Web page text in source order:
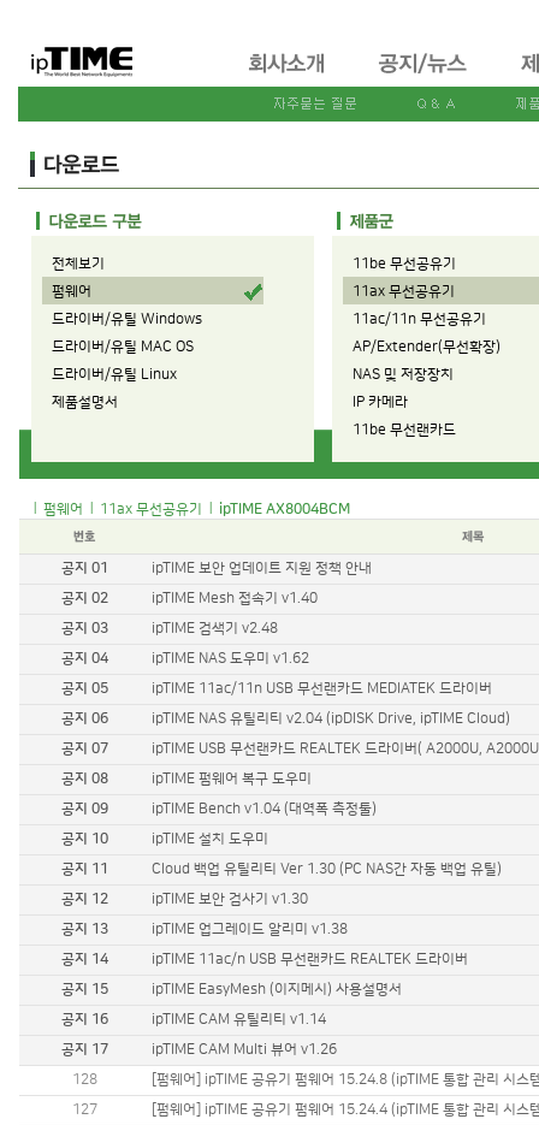
전체보기
펌웨어
드라이버/유틸 Windows
드라이버/유틸 MAC OS
드라이버/유틸 Linux
제품설명서
11be 무선공유기
11ax 무선공유기
11ac/11n 무선공유기
AP/Extender(무선확장)
NAS 및 저장장치
IP 카메라
11be 무선랜카드
기가비트 허브
백업공유기
| 펌웨어 | 11ax 무선공유기 | ipTIME AX8004BCM
공지 01
ipTIME 보안 업데이트 지원 정책 안내
공지 02
ipTIME Mesh 접속기 v1.40
공지 03
ipTIME 검색기 v2.48
공지 04
ipTIME NAS 도우미 v1.62
공지 05
ipTIME 11ac/11n USB 무선랜카드 MEDIATEK 드라이버
공지 06
ipTIME NAS 유틸리티 v2.04 (ipDISK Drive, ipTIME Cloud)
공지 07
ipTIME USB 무선랜카드 REALTEK 드라이버( A2000U,
공지 08
ipTIME 펌웨어 복구 도우미
공지 09
ipTIME Bench v1.04 (대역폭 측정툴)
공지 10
ipTIME 설치 도우미
공지 11
Cloud 백업 유틸리티 Ver 1.30 (PC NAS간 자동 백업 유틸)
공지 12
ipTIME 보안 검사기 v1.30
공지 13
ipTIME 업그레이드 알리미 v1.38
공지 14
ipTIME 11ac/n USB 무선랜카드 REALTEK 드라이버
공지 15
ipTIME EasyMesh (이지메시) 사용설명서
공지 16
ipTIME CAM 유틸리티 v1.14
공지 17
ipTIME CAM Multi 뷰어 v1.26
128
[펌웨어] ipTIME 공유기 펌웨어 15.24.8 (ipTIME 통합 관리 시스
127
[펌웨어] ipTIME 공유기 펌웨어 15.24.4 (ipTIME 통합 관리 시스